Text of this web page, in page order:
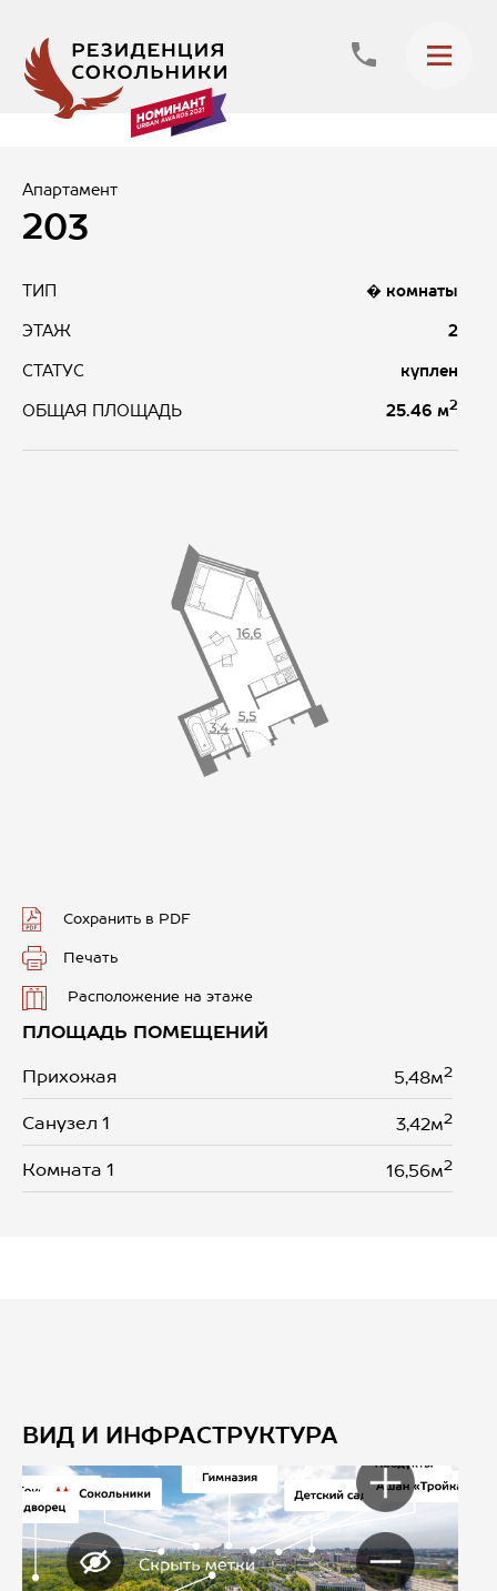
Апартамент
203
ТИП � комнаты
ЭТАЖ 2
СТАТУС куплен
ОБЩАЯ ПЛОЩАДЬ 25.46 м2
Сохранить в PDF
Печать
Расположение на этаже
ПЛОЩАДЬ ПОМЕЩЕНИЙ
Прихожая 5,48м2
Санузел 1 3,42м2
Комната 1 16,56м2
ВИД И ИНФРАСТРУКТУРА